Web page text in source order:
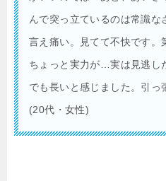
んで突っ立ているのは常識
言え痛い。見てて不快です。
ちょっと実力が…実は見逃し
でも長いと感じました。引っ
(20代・女性)